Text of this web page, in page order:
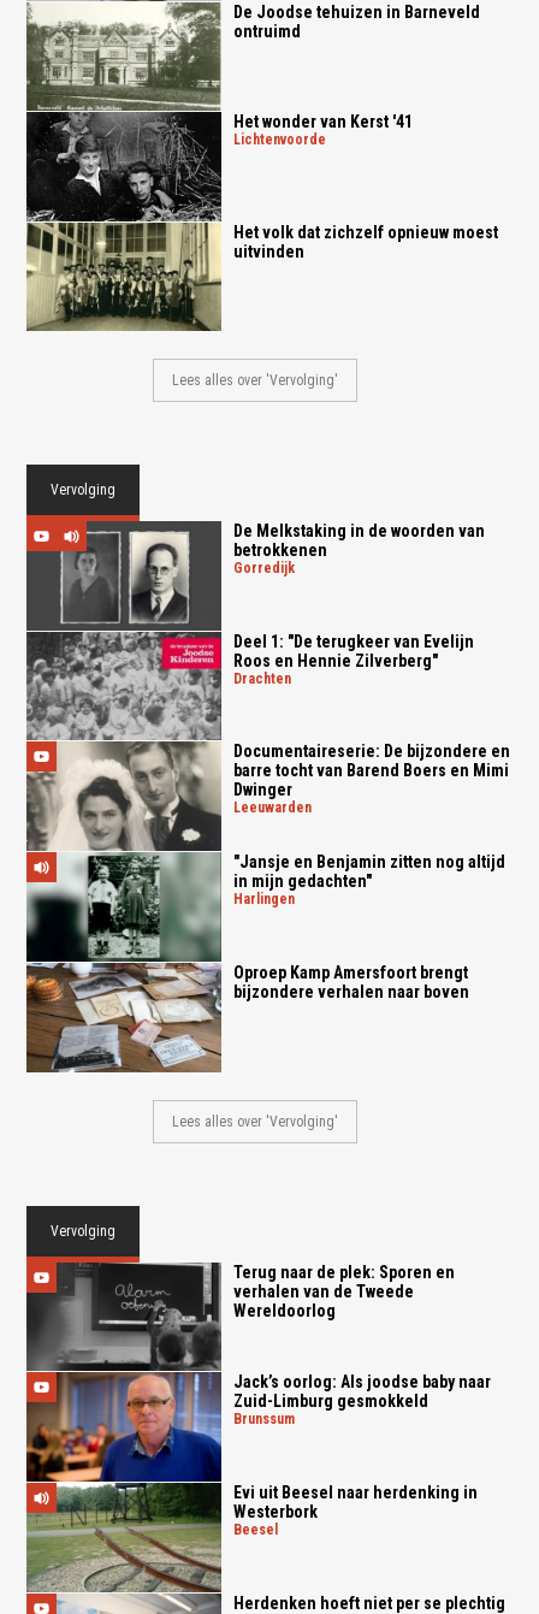
De Joodse tehuizen in Barneveld
ontruimd
Het wonder van Kerst '41
lichtenvoorde
Het volk dat zichzelf opnieuw moest
uitvinden
Lees alles over 'Vervolging'
Vervolging
De Melkstaking in de woorden van
betrokkenen
gorredijk
Deel 1: "De terugkeer van Evelijn
Roos en Hennie Zilverberg"
drachten
Documentaireserie: De bijzondere en
barre tocht van Barend Boers en Mimi
Dwinger
leeuwarden
"Jansje en Benjamin zitten nog altijd
in mijn gedachten"
harlingen
Oproep Kamp Amersfoort brengt
bijzondere verhalen naar boven
Lees alles over 'Vervolging'
Vervolging
Terug naar de plek: Sporen en
verhalen van de Tweede
Wereldoorlog
Jack’s oorlog: Als joodse baby naar
Zuid-Limburg gesmokkeld
brunssum
Evi uit Beesel naar herdenking in
Westerbork
beesel
Herdenken hoeft niet per se plechtig